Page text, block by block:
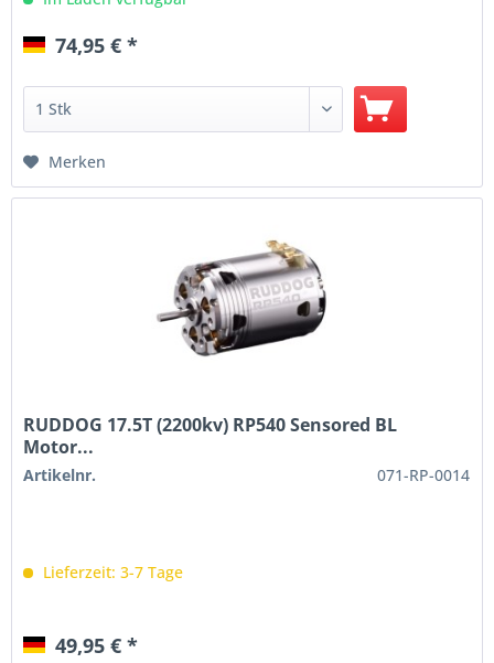
74,95 € *
Merken
RUDDOG 17.5T (2200kv) RP540 Sensored BL
Motor...
Artikelnr. 071-RP-0014
Lieferzeit: 3-7 Tage
49,95 € *